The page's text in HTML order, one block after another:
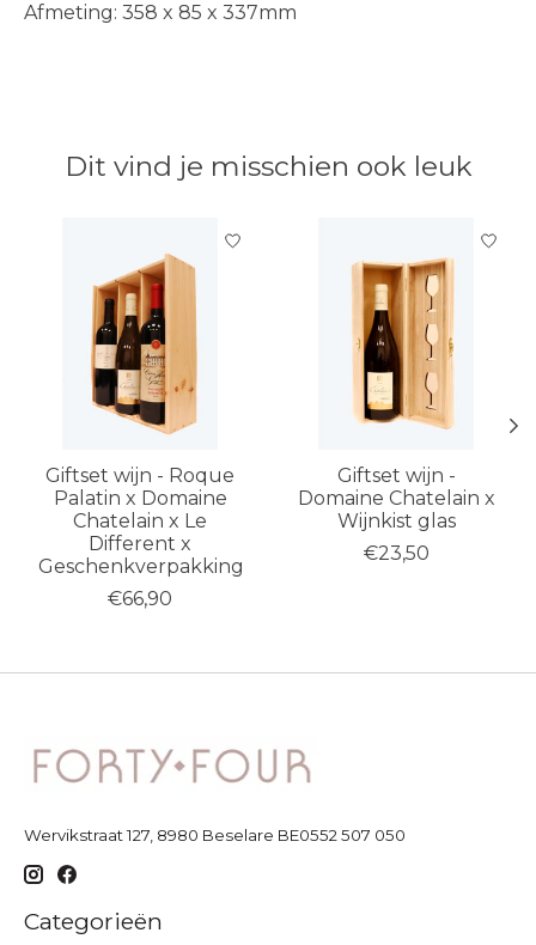
Afmeting: 358 x 85 x 337mm
Dit vind je misschien ook leuk
Items van productcarrousel
Giftset wijn - Roque
Palatin x Domaine
Chatelain x Le
Different x
Geschenkverpakking
€66,90
Giftset wijn -
Domaine Chatelain x
Wijnkist glas
€23,50
Wervikstraat 127, 8980 Beselare BE0552 507 050
Categorieën